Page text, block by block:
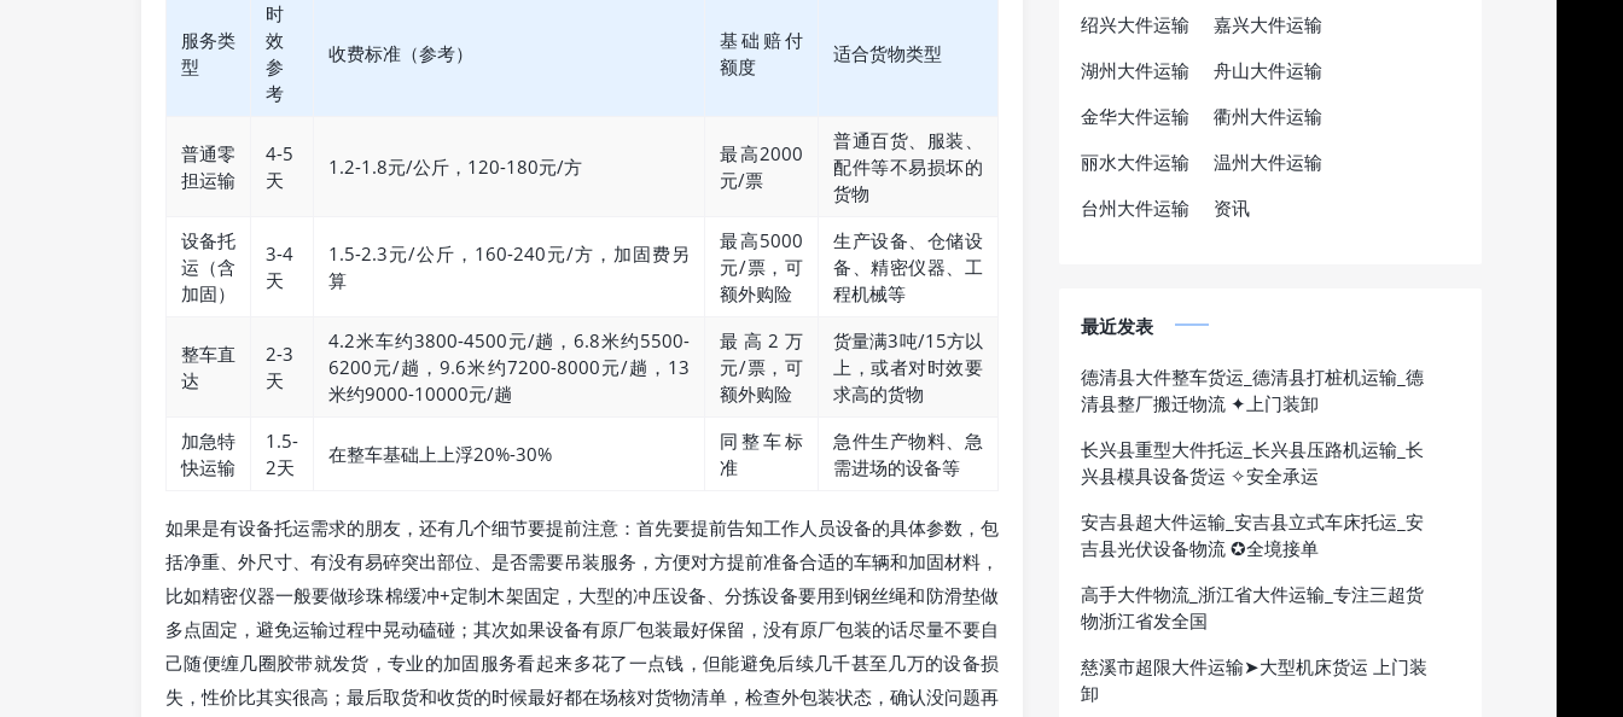
服务类
型
时
效
参
考
收费标准（参考）
基础赔付
额度
适合货物类型
普通零
担运输
4-5
天
1.2-1.8元/公斤，120-180元/方
最高2000
元/票
普通百货、服装、
配件等不易损坏的
货物
设备托
运（含
加固）
3-4
天
1.5-2.3元/公斤，160-240元/方，加固费另
算
最高5000
元/票，可
额外购险
生产设备、仓储设
备、精密仪器、工
程机械等
整车直
达
2-3
天
4.2米车约3800-4500元/趟，6.8米约5500-
6200元/趟，9.6米约7200-8000元/趟，13
米约9000-10000元/趟
最高2万
元/票，可
额外购险
货量满3吨/15方以
上，或者对时效要
求高的货物
加急特
快运输
1.5-
2天
在整车基础上上浮20%-30%
同整车标
准
急件生产物料、急
需进场的设备等
如果是有设备托运需求的朋友，还有几个细节要提前注意：首先要提前告知工作人员设备的具体参数，包
括净重、外尺寸、有没有易碎突出部位、是否需要吊装服务，方便对方提前准备合适的车辆和加固材料，
比如精密仪器一般要做珍珠棉缓冲+定制木架固定，大型的冲压设备、分拣设备要用到钢丝绳和防滑垫做
多点固定，避免运输过程中晃动磕碰；其次如果设备有原厂包装最好保留，没有原厂包装的话尽量不要自
己随便缠几圈胶带就发货，专业的加固服务看起来多花了一点钱，但能避免后续几千甚至几万的设备损
失，性价比其实很高；最后取货和收货的时候最好都在场核对货物清单，检查外包装状态，确认没问题再
绍兴大件运输
嘉兴大件运输
湖州大件运输
舟山大件运输
金华大件运输
衢州大件运输
丽水大件运输
温州大件运输
台州大件运输
资讯
最近发表
德清县大件整车货运_德清县打桩机运输_德
清县整厂搬迁物流 ✦上门装卸
长兴县重型大件托运_长兴县压路机运输_长
兴县模具设备货运 ✧安全承运
安吉县超大件运输_安吉县立式车床托运_安
吉县光伏设备物流 ✪全境接单
高手大件物流_浙江省大件运输_专注三超货
物浙江省发全国
慈溪市超限大件运输➤大型机床货运 上门装
卸